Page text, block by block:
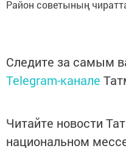
Район советының
Следите за самым
Telegram-канале
Читайте новости
национальном